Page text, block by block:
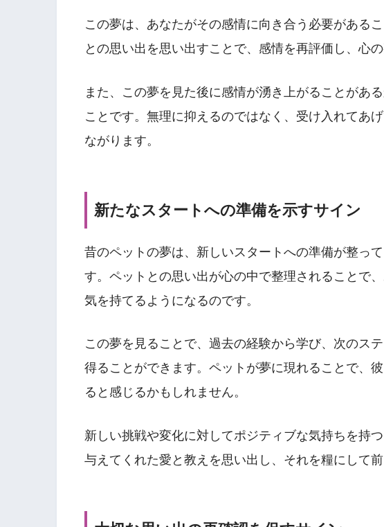
この夢は、あなたがその感情に向き合う必要がある
との思い出を思い出すことで、感情を再評価し、心
また、この夢を見た後に感情が湧き上がることがあ
ことです。無理に抑えるのではなく、受け入れてあ
ながります。
新たなスタートへの準備を示すサイン
昔のペットの夢は、新しいスタートへの準備が整っ
す。ペットとの思い出が心の中で整理されることで
気を持てるようになるのです。
この夢を見ることで、過去の経験から学び、次のス
得ることができます。ペットが夢に現れることで、
ると感じるかもしれません。
新しい挑戦や変化に対してポジティブな気持ちを持
与えてくれた愛と教えを思い出し、それを糧にして